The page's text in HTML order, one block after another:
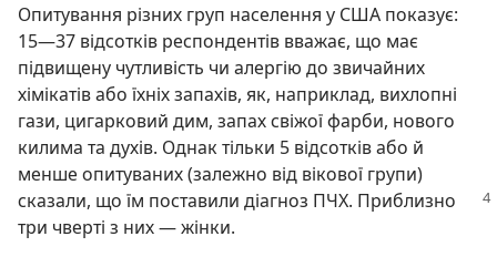
Опитування різних груп населення у США показує:
15—37 відсотків респондентів вважає, що має
підвищену чутливість чи алергію до звичайних
хімікатів або їхніх запахів, як, наприклад, вихлопні
гази, цигарковий дим, запах свіжої фарби, нового
килима та духів. Однак тільки 5 відсотків або й
менше опитуваних (залежно від вікової групи)
сказали, що їм поставили діагноз ПЧХ. Приблизно
три чверті з них — жінки.